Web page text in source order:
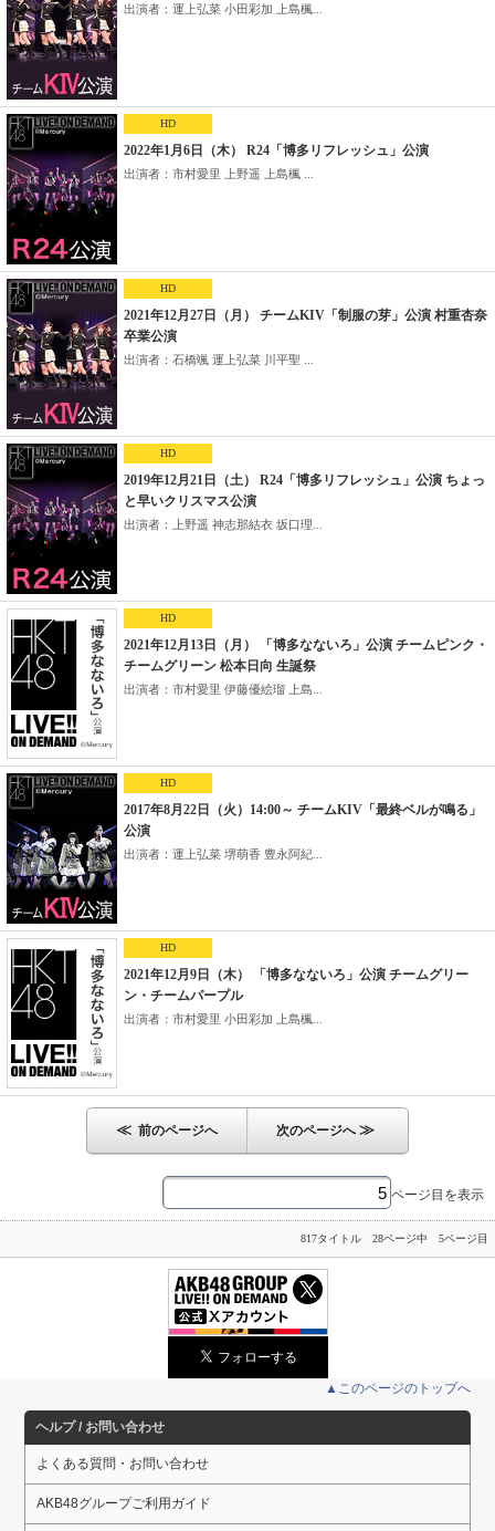
出演者：運上弘菜 小田彩加 上島楓...
HD
2022年1月6日（木） R24「博多リフレッシュ」公演
出演者：市村愛里 上野遥 上島楓 ...
HD
2021年12月27日（月） チームKIV「制服の芽」公演 村重杏奈
卒業公演
出演者：石橋颯 運上弘菜 川平聖 ...
HD
2019年12月21日（土） R24「博多リフレッシュ」公演 ちょっ
と早いクリスマス公演
出演者：上野遥 神志那結衣 坂口理...
HD
2021年12月13日（月） 「博多なないろ」公演 チームピンク・
チームグリーン 松本日向 生誕祭
出演者：市村愛里 伊藤優絵瑠 上島...
HD
2017年8月22日（火）14:00～ チームKIV「最終ベルが鳴る」
公演
出演者：運上弘菜 堺萌香 豊永阿紀...
HD
2021年12月9日（木） 「博多なないろ」公演 チームグリー
ン・チームパープル
出演者：市村愛里 小田彩加 上島楓...
≪ 前のページへ 次のページへ≫
ページ目を表示
817タイトル 28ページ中 5ページ目
▲このページのトップへ
ヘルプ / お問い合わせ
よくある質問・お問い合わせ
AKB48グループご利用ガイド